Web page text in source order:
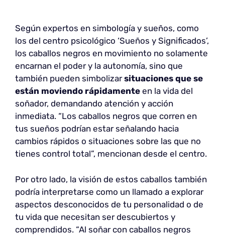
Según expertos en simbología y sueños, como
los del centro psicológico ‘Sueños y Significados’,
los caballos negros en movimiento no solamente
encarnan el poder y la autonomía, sino que
también pueden simbolizarsituaciones que se
están moviendo rápidamente en la vida del
soñador, demandando atención y acción
inmediata. “Los caballos negros que corren en
tus sueños podrían estar señalando hacia
cambios rápidos o situaciones sobre las que no
tienes control total”, mencionan desde el centro.
Por otro lado, la visión de estos caballos también
podría interpretarse como un llamado a explorar
aspectos desconocidos de tu personalidad o de
tu vida que necesitan ser descubiertos y
comprendidos. “Al soñar con caballos negros